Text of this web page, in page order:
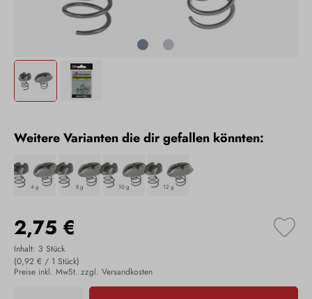
Weitere Varianten die dir gefallen könnten:
4 g 8 g 10 g 12 g
2,75 €
Inhalt: 3 Stück
(0,92 € / 1 Stück)
Preise inkl. MwSt. zzgl. Versandkosten